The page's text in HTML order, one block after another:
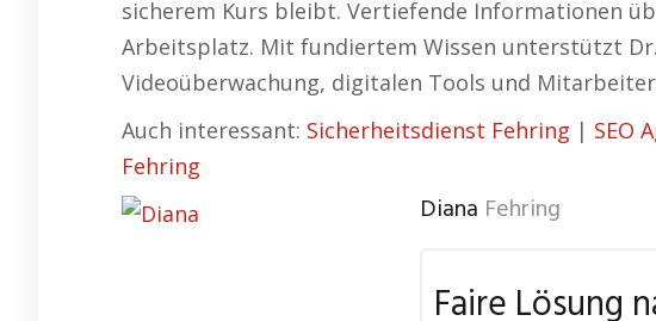
sicherem Kurs bleibt. Vertiefende Informationen
Arbeitsplatz. Mit fundiertem Wissen unterstützt Dr.
Videoüberwachung, digitalen Tools und
Auch interessant: Sicherheitsdienst Fehring | SEO
Fehring
Diana Fehring
Faire Lösung